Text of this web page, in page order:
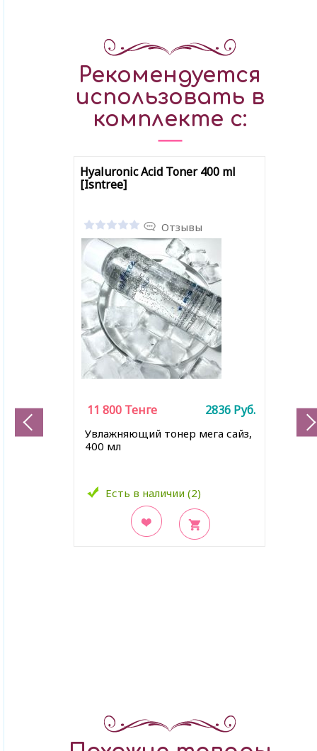
Рекомендуется
использовать в
комплекте с:
Hyaluronic Acid Toner 400 ml
[Isntree]
Отзывы
Увлажняющий тонер мега сайз,
400 мл
Есть в наличии (2)
11 800 Тенге 2836 Руб.